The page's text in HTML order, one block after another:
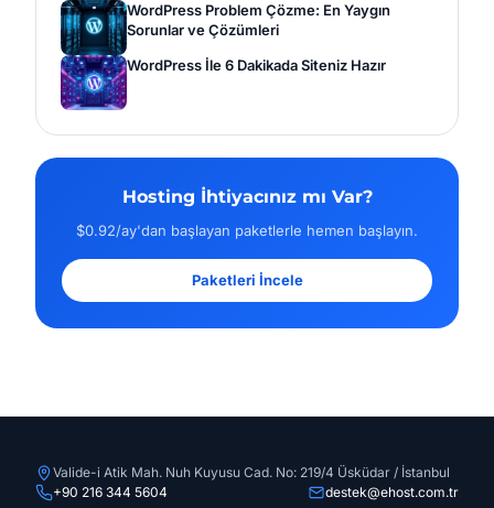
WordPress Problem Çözme: En Yaygın
Sorunlar ve Çözümleri
WordPress İle 6 Dakikada Siteniz Hazır
Hosting İhtiyacınız mı Var?
$0.92/ay'dan başlayan paketlerle hemen başlayın.
Paketleri İncele
Valide-i Atik Mah. Nuh Kuyusu Cad. No: 219/4 Üsküdar / İstanbul
+90 216 344 5604
destek@ehost.com.tr